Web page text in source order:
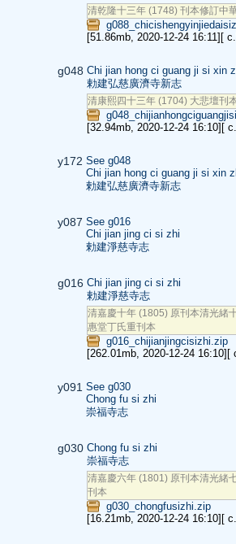
清乾隆十三年 (1748) 刊本修訂中
[51.86mb, 2020-12-24 16:11] [
g048 Chi jian hong ci guang ji si xin
勅建弘慈廣濟寺新志
清康熙四十三年 (1704) 大悲壇刊
[32.94mb, 2020-12-24 16:10] [
y172 See g048
Chi jian hong ci guang ji si xin
勅建弘慈廣濟寺新志
y087 See g016
Chi jian jing ci si zhi
勅建淨慈寺志
g016 Chi jian jing ci si zhi
勅建淨慈寺志
清嘉慶十年 (1805) 原刊本清光緒
惠堂丁氏重刊本
g016_chijianjingcisizhi.zip
[262.01mb, 2020-12-24 16:10] [
y091 See g030
Chong fu si zhi
崇福寺志
g030 Chong fu si zhi
崇福寺志
清嘉慶六年 (1801) 原刊本清光緒
刊本
g030_chongfusizhi.zip
[16.21mb, 2020-12-24 16:10] [